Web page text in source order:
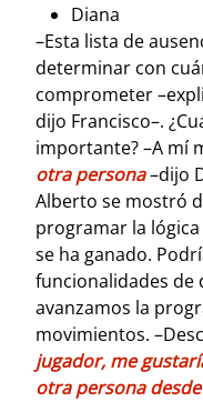
Diana
–Esta lista de
determinar con
comprometer
dijo Francisco–.
importante? –A mí
otra persona–dijo
Alberto se mostró
programar la
se ha ganado.
funcionalidades de
avanzamos la
movimientos.
jugador, me
otra persona